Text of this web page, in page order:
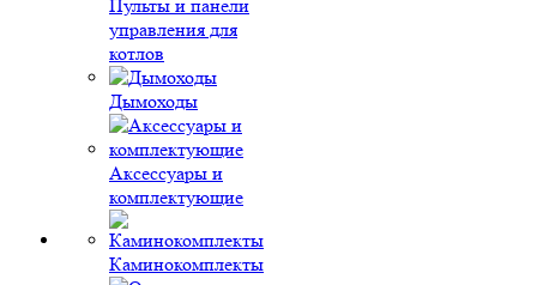
Пульты и панели
управления для
котлов
Дымоходы
Аксессуары и
комплектующие
Каминокомплекты